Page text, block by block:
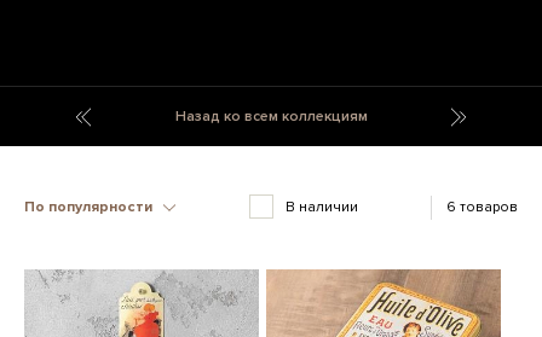
Freedom WoodНазад ко всем коллекциям
По популярности В наличии 6 товаров